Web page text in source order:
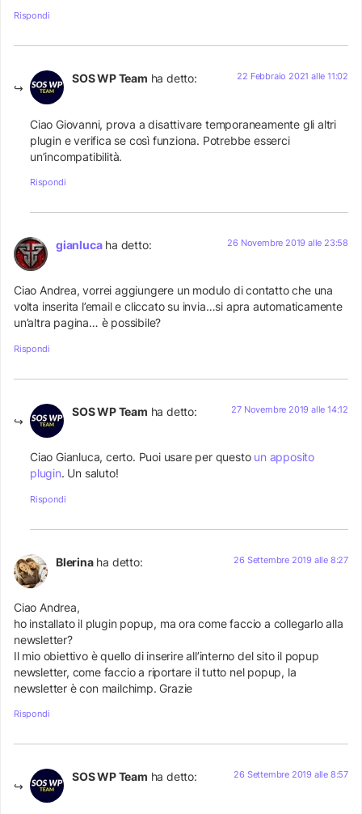
Rispondi
SOS WP Team ha detto: 22 Febbraio 2021 alle 11:02
Ciao Giovanni, prova a disattivare temporaneamente gli altri
plugin e verifica se così funziona. Potrebbe esserci
un’incompatibilità.
Rispondi
gianluca ha detto: 26 Novembre 2019 alle 23:58
Ciao Andrea, vorrei aggiungere un modulo di contatto che una
volta inserita l’email e cliccato su invia…si apra automaticamente
un’altra pagina… è possibile?
Rispondi
SOS WP Team ha detto: 27 Novembre 2019 alle 14:12
Ciao Gianluca, certo. Puoi usare per questo un apposito
plugin. Un saluto!
Rispondi
Blerina ha detto: 26 Settembre 2019 alle 8:27
Ciao Andrea,
ho installato il plugin popup, ma ora come faccio a collegarlo alla
newsletter?
Il mio obiettivo è quello di inserire all’interno del sito il popup
newsletter, come faccio a riportare il tutto nel popup, la
newsletter è con mailchimp. Grazie
Rispondi
SOS WP Team ha detto: 26 Settembre 2019 alle 8:57